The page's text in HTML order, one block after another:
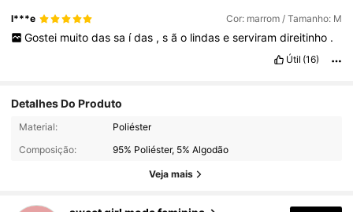
l***e Cor: marrom / Tamanho: M
Gostei muito das sa ídas , s ã o lindas e serviram direitinho .
Útil (16)
Detalhes Do Produto
Material:
Poliéster
Composição:
95% Poliéster, 5% Algodão
Veja mais
23K Seguidores
23K Seguidores